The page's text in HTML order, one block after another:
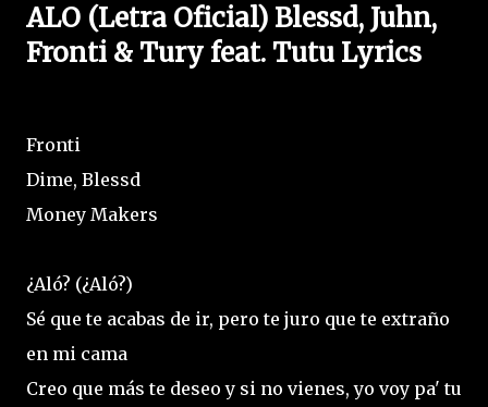
ALO (Letra Oficial) Blessd, Juhn,
Fronti & Tury feat. Tutu Lyrics
Fronti
Dime, Blessd
Money Makers
¿Aló? (¿Aló?)
Sé que te acabas de ir, pero te juro que te extraño
en mi cama
Creo que más te deseo y si no vienes, yo voy pa' tu